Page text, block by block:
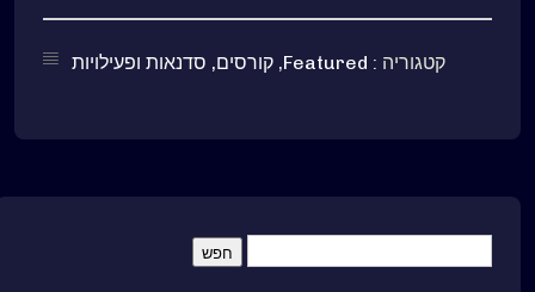
קטגוריה : Featured
, קורסים, סדנאות ופעילויות